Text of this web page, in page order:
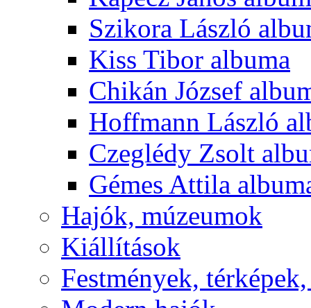
Szikora László
Kiss Tibor albuma
Chikán József
Hoffmann László
Czeglédy Zsolt
Gémes Attila
Hajók, múzeumok
Kiállítások
Festmények,